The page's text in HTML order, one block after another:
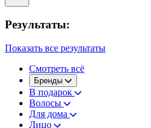
Результаты:
Показать все результаты
Смотреть всё
Бренды
В подарок
Волосы
Для дома
Лицо